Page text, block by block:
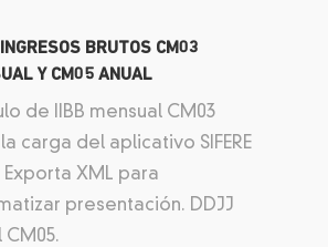
BRUTOS CM03
Y CM05 ANUAL
de IIBB mensual CM03
carga del aplicativo SIFERE
Exporta XML para
presentación. DDJJ
CM05.